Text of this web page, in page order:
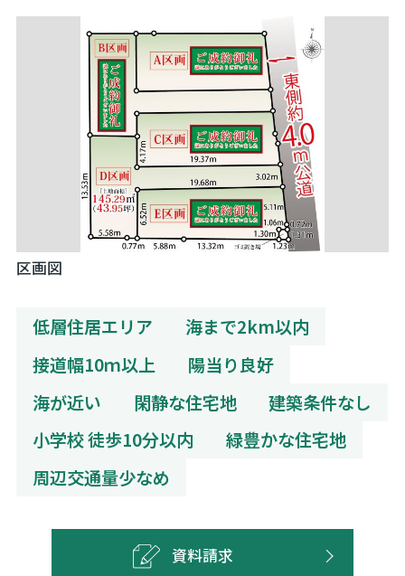
区画図
低層住居エリア
海まで2km以内
接道幅10ｍ以上
陽当り良好
海が近い
閑静な住宅地
建築条件なし
小学校 徒歩10分以内
緑豊かな住宅地
周辺交通量少なめ
資料請求